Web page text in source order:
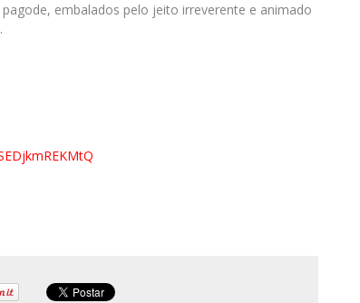
embalados pelo jeito irreverente e animado